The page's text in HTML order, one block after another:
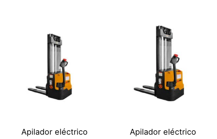
Apilador eléctrico
Apilador eléctrico